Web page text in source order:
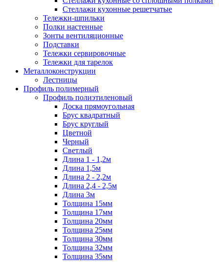
Стеллажи кухонные решетчатые
Тележки-шпильки
Полки настенные
Зонты вентиляционные
Подставки
Тележки сервировочные
Тележки для тарелок
Металлоконструкции
Лестницы
Профиль полимерный
Профиль полиэтиленовый
Доска прямоугольная
Брус квадратный
Брус круглый
Цветной
Черный
Светлый
Длина 1 - 1,2м
Длина 1,5м
Длина 2 - 2,2м
Длина 2,4 - 2,5м
Длина 3м
Толщина 15мм
Толщина 17мм
Толщина 20мм
Толщина 25мм
Толщина 30мм
Толщина 32мм
Толщина 35мм